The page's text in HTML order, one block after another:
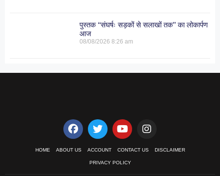
पुस्तक ‘‘संघर्षः सड़कों से सलाखों तक’’ का लोकार्पण
आज
08/08/20268:26 am
HOME ABOUT US ACCOUNT CONTACT US DISCLAIMER
PRIVACY POLICY